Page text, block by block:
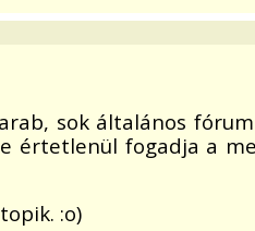
sok általános
értetlenül fogadja a
:o)